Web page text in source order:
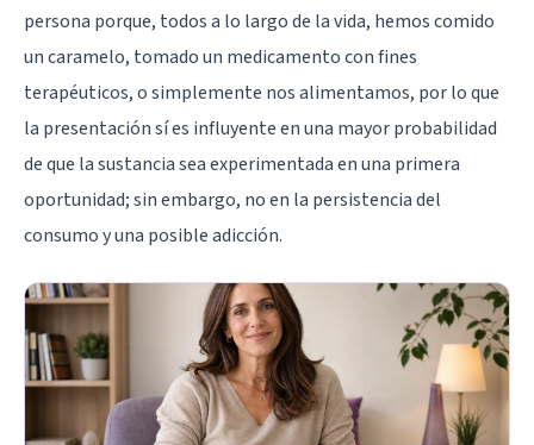
persona porque, todos a lo largo de la vida, hemos comido
un caramelo, tomado un medicamento con fines
terapéuticos, o simplemente nos alimentamos, por lo que
la presentación sí es influyente en una mayor probabilidad
de que la sustancia sea experimentada en una primera
oportunidad; sin embargo, no en la persistencia del
consumo y una posible adicción.